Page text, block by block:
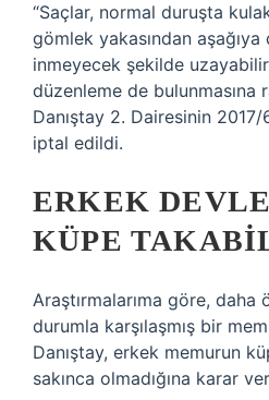
“Saçlar, normal duruşta
gömlek yakasından aşağıya
inmeyecek şekilde
düzenleme de bulunmasına
Danıştay 2. Dairesinin 2017/
iptal edildi.
ERKEK
KÜPE
Araştırmalarıma göre, daha
durumla karşılaşmış bir
Danıştay, erkek memurun
sakınca olmadığına karar